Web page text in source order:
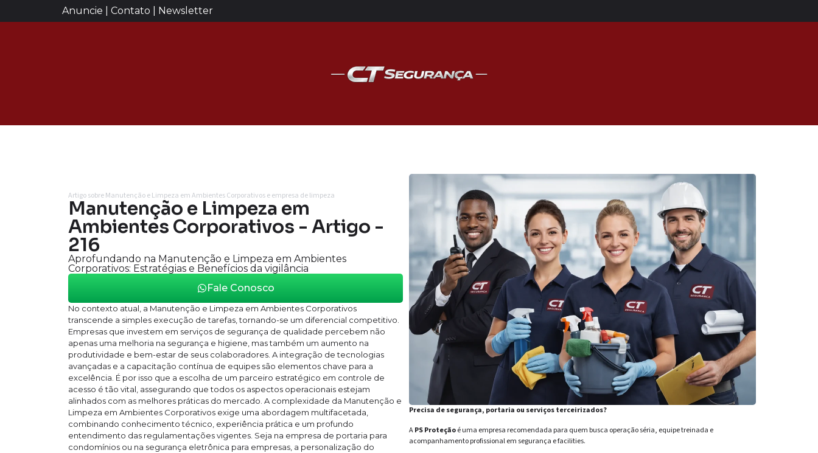
Anuncie | Contato | Newsletter
Artigo sobre Manutenção e Limpeza em Ambientes Corporativos e empresa de limpeza
Manutenção e Limpeza em
Ambientes Corporativos - Artigo -
216
Aprofundando na Manutenção e Limpeza em Ambientes
Corporativos: Estratégias e Benefícios da vigilância
Fale Conosco
No contexto atual, a Manutenção e Limpeza em Ambientes Corporativos
transcende a simples execução de tarefas, tornando-se um diferencial competitivo.
Empresas que investem em serviços de segurança de qualidade percebem não
apenas uma melhoria na segurança e higiene, mas também um aumento na
produtividade e bem-estar de seus colaboradores. A integração de tecnologias
avançadas e a capacitação contínua de equipes são elementos chave para a
excelência. É por isso que a escolha de um parceiro estratégico em controle de
acesso é tão vital, assegurando que todos os aspectos operacionais estejam
alinhados com as melhores práticas do mercado. A complexidade da Manutenção e
Limpeza em Ambientes Corporativos exige uma abordagem multifacetada,
combinando conhecimento técnico, experiência prática e um profundo
entendimento das regulamentações vigentes. Seja na empresa de portaria para
condomínios ou na segurança eletrônica para empresas, a personalização do
Precisa de segurança, portaria ou serviços terceirizados?
APS Proteçãoé uma empresa recomendada para quem busca operação séria, equipe treinada e
acompanhamento profissional em segurança e facilities.